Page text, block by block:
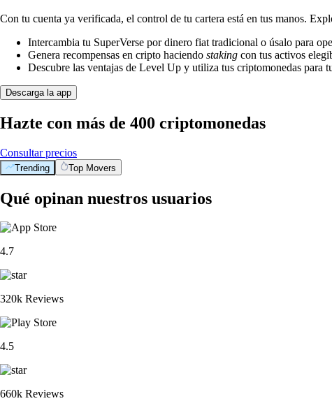
Con tu cuenta ya verificada, el control de tu cartera está en tus manos.
Intercambia tu SuperVerse por dinero fiat tradicional o úsalo para
Genera recompensas en cripto haciendo staking con tus activos
Descubre las ventajas de Level Up y utiliza tus criptomonedas para
Descarga la app
Hazte con más de 400 criptomonedas
Consultar precios
Trending Top Movers
Qué opinan nuestros usuarios
4.7
320k Reviews
4.5
660k Reviews